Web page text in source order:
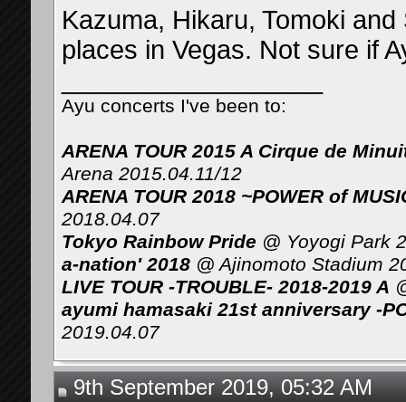
Kazuma, Hikaru, Tomoki
places in Vegas. Not sure if
Ayu concerts I've been to:
ARENA TOUR 2015 A Cirque de
Arena 2015.04.11/12
ARENA TOUR 2018 ~POWER of
2018.04.07
Tokyo Rainbow Pride @ Yoyogi Park
a-nation' 2018 @ Ajinomoto Stadium
LIVE TOUR -TROUBLE- 2018-2019 A
ayumi hamasaki 21st anniversary -
2019.04.07
9th September 2019, 05:32 AM